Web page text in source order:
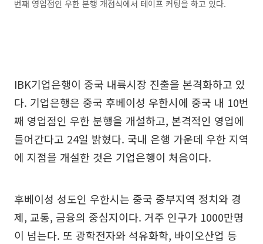
번째 영업점인 우한 분행 개점식에서 테이프 커팅을 하고 있다.
IBK기업은행이 중국 내륙시장 진출을 본격화하고 있
다. 기업은행은 중국 후베이성 우한시에 중국 내 10번
째 영업점인 우한 분행을 개설하고, 본격적인 영업에
들어간다고 24일 밝혔다. 국내 은행 가운데 우한 지역
에 지점을 개설한 것은 기업은행이 처음이다.
후베이성 성도인 우한시는 중국 중부지역 정치와 경
제, 교통, 금융의 중심지이다. 거주 인구가 1000만명
이 넘는다. 또 광학전자와 석유화학, 바이오산업 등